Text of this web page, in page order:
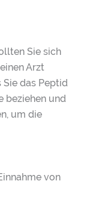
Sie sich
Arzt
Sie das Peptid
beziehen und
um die
von